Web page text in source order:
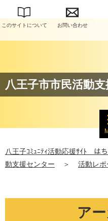
このサイトについて お問い合わせ
八王子市市民活動
八王子ｺﾐｭﾆﾃｨ活動応援ｻｲﾄ は
動支援センター
＞ 活動レポ
ア